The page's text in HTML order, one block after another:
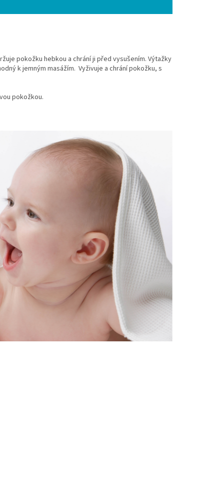
pokožku hebkou a chrání ji před vysušením. Výtažky
k jemným masážím. Vyživuje a chrání pokožku, s
pokožkou.